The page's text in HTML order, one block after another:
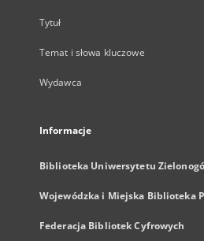
Tytuł
Temat i słowa kluczowe
Wydawca
Informacje
Biblioteka Uniwersytetu
Wojewódzka i Miejska Biblioteka
Federacja Bibliotek Cyfrowych